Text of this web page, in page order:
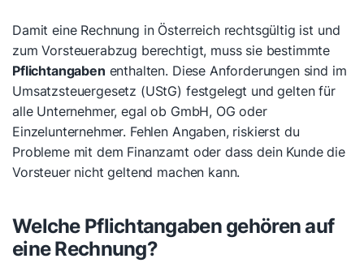
Damit eine Rechnung in Österreich rechtsgültig ist und
zum Vorsteuerabzug berechtigt, muss sie bestimmte
Pflichtangaben enthalten. Diese Anforderungen sind im
Umsatzsteuergesetz (UStG) festgelegt und gelten für
alle Unternehmer, egal ob GmbH, OG oder
Einzelunternehmer. Fehlen Angaben, riskierst du
Probleme mit dem Finanzamt oder dass dein Kunde die
Vorsteuer nicht geltend machen kann.
Welche Pflichtangaben gehören auf
eine Rechnung?